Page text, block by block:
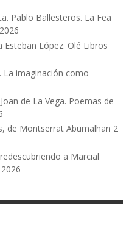
Pablo Ballesteros. La Fea
Esteban López. Olé Libros
La imaginación como
de La Vega. Poemas de
de Montserrat Abumalhan 2
a Marcial